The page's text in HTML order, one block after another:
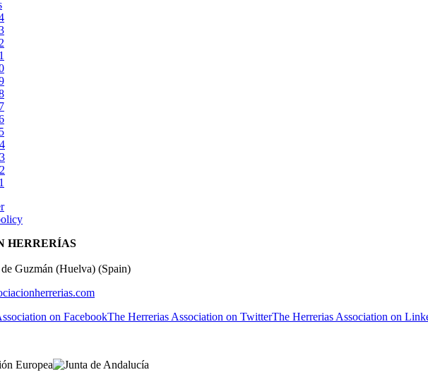
HERRERÍAS
Guzmán (Huelva) (Spain)
on FacebookThe Herrerias Association on TwitterThe Herrerias Association on